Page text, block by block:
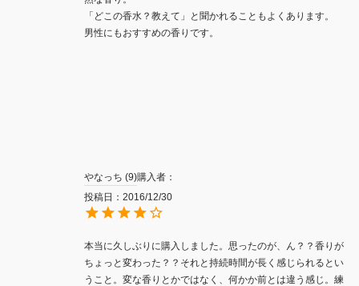
「どこの香水？教えて」と聞かれることもよくあります。
男性にもおすすめの香りです。
やなっち 9 購入者
投稿日
2016/12/30
本当に久しぶりに購入しました。思ったのが、ん？？香りが
ちょっと変わった？？それと持続時間が長く感じられるとい
うこと。変な香りとかではなく、何かか前とは違う感じ。練